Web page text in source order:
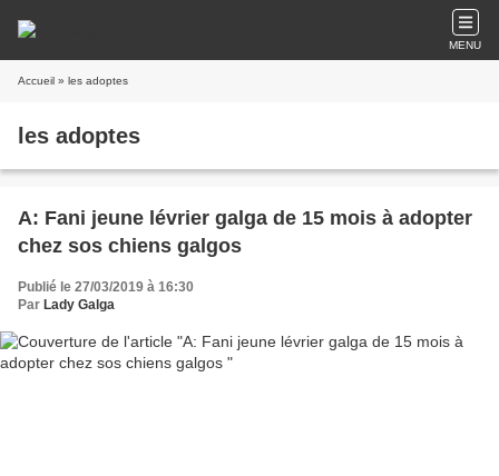
MENU
Accueil » les adoptes
les adoptes
A: Fani jeune lévrier galga de 15 mois à adopter
chez sos chiens galgos
Publié le 27/03/2019 à 16:30
Par Lady Galga